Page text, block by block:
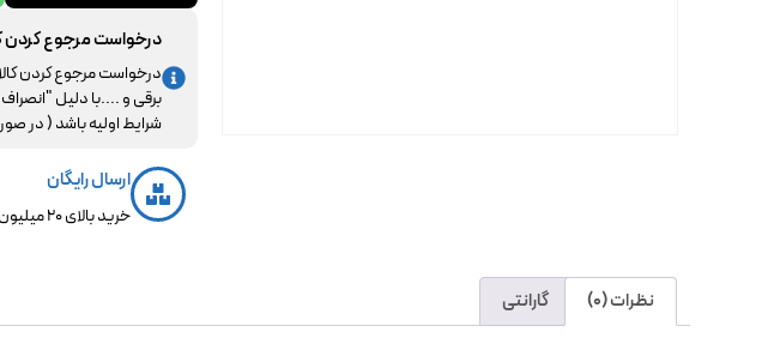
درخواست مرجوع کردن
برقی و ....با دلیل
شرایط اولیه باشد ( در
ارسال رایگان
خرید بالای 20 میلیون
نظرات (0) گارانتی